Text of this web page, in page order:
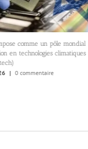
comme un pôle mondial
en technologies climatiques
| 0 commentaire